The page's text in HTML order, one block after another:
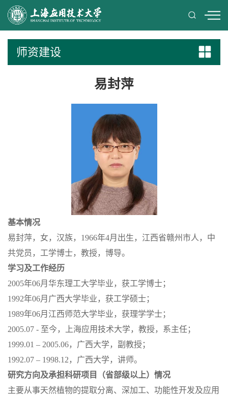
师资建设
易封萍
基本情况
易封萍，女，汉族，1966年4月出生，江西省赣州市人，中
共党员，工学博士，教授，博导。
学习及工作经历
2005年06月华东理工大学毕业，获工学博士；
1992年06月广西大学毕业，获工学硕士；
1989年06月江西师范大学毕业，获理学学士；
2005.07 - 至今，上海应用技术大学，教授，系主任；
1999.01 – 2005.06，广西大学，副教授；
1992.07 – 1998.12，广西大学，讲师。
研究方向及承担科研项目（省部级以上）情况
主要从事天然植物的提取分离、深加工、功能性开发及应用